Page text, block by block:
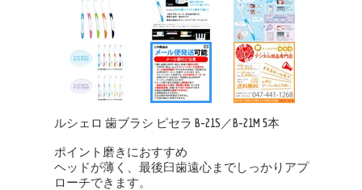
ルシェロ 歯ブラシ ピセラ B-21S／B-21M 5本
ポイント磨きにおすすめ
ヘッドが薄く、最後臼歯遠心までしっかりアプ
ローチできます。